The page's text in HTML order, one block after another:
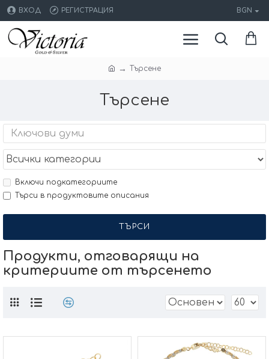
ВХОД РЕГИСТРАЦИЯ BGN
Търсене
Търсене
Включи подкатегориите
Търси в продуктовите описания
ТЪРСИ
Продукти, отговарящи на
критериите от търсенето